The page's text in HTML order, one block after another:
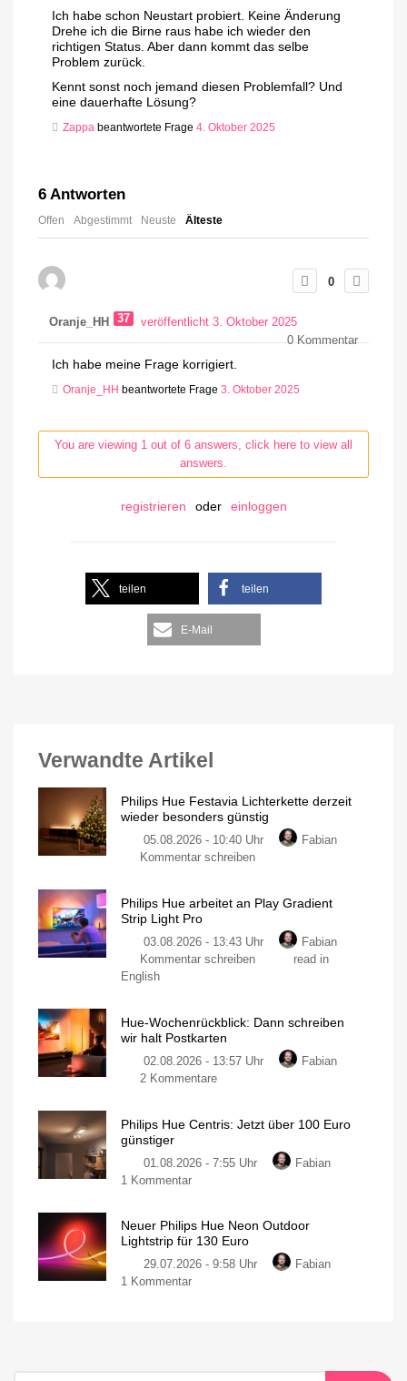
Ich habe schon Neustart probiert. Keine Änderung
Drehe ich die Birne raus habe ich wieder den
richtigen Status. Aber dann kommt das selbe
Problem zurück.
Kennt sonst noch jemand diesen Problemfall? Und
eine dauerhafte Lösung?
Zappa beantwortete Frage 4. Oktober 2025
6 Antworten
Offen Abgestimmt Neuste Älteste
0
Oranje_HH 37
veröffentlicht 3. Oktober 2025
0Kommentar
Ich habe meine Frage korrigiert.
Oranje_HH beantwortete Frage 3. Oktober 2025
You are viewing 1 out of 6 answers, click here to view all
answers.
registrieren oder einloggen
teilen teilen
E-Mail
Verwandte Artikel
Philips Hue Festavia Lichterkette derzeit
wieder besonders günstig
05.08.2026 - 10:40 Uhr
Fabian
Kommentar schreiben
Philips Hue arbeitet an Play Gradient
Strip Light Pro
03.08.2026 - 13:43 Uhr
Fabian
Kommentar schreiben
read in
English
Hue-Wochenrückblick: Dann schreiben
wir halt Postkarten
02.08.2026 - 13:57 Uhr
Fabian
2 Kommentare
Philips Hue Centris: Jetzt über 100 Euro
günstiger
01.08.2026 - 7:55 Uhr
Fabian
1 Kommentar
Neuer Philips Hue Neon Outdoor
Lightstrip für 130 Euro
29.07.2026 - 9:58 Uhr
Fabian
1 Kommentar